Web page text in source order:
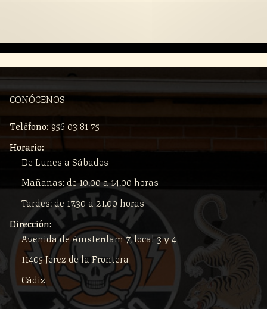
CONÓCENOS
Teléfono: 956 03 81 75
Horario:
De Lunes a Sábados
Mañanas: de 10.00 a 14.00 horas
Tardes: de 17.30 a 21.00 horas
Dirección:
Avenida de Amsterdam 7, local 3 y 4
11405 Jerez de la Frontera
Cádiz